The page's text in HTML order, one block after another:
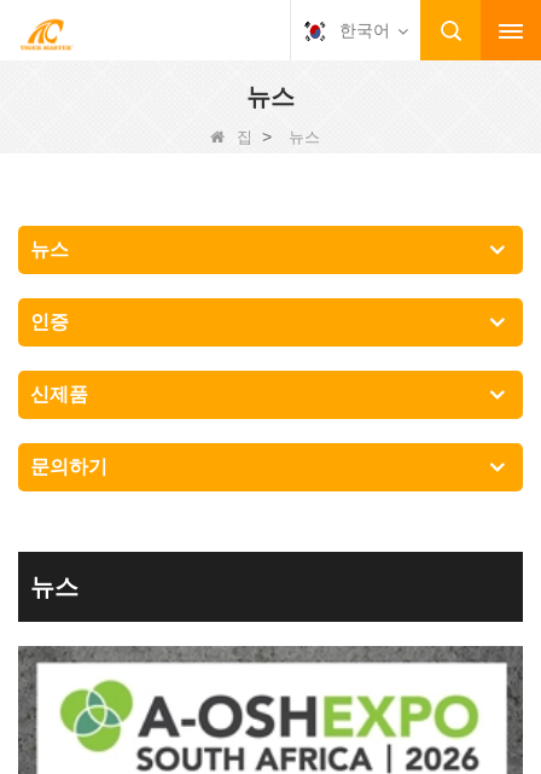
한국어
뉴스
집 > 뉴스
뉴스
인증
신제품
문의하기
뉴스